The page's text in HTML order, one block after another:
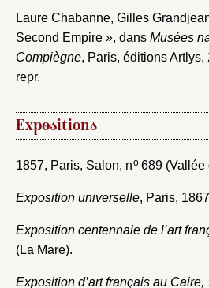
Laure Chabanne, Gilles
Second Empire », dans Musées
Compiègne, Paris, éditions Artlys,
repr.
Expositions
1857, Paris, Salon, no689 (Vallée
Exposition universelle, Paris,
Exposition centennale de l’art
(La Mare).
Exposition d’art français au